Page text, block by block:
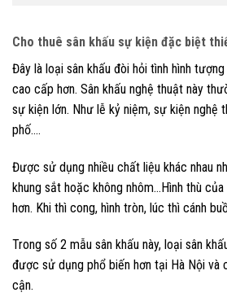
Cho thuê sân khấu sự kiện đặc biệt
Đây là loại sân khấu đòi hỏi tình hình
cao cấp hơn. Sân khấu nghệ thuật này
sự kiện lớn. Như lễ kỷ niệm, sự kiện nghệ
phố….
Được sử dụng nhiều chất liệu khác nhau
khung sắt hoặc không nhôm…Hình thù
hơn. Khi thì cong, hình tròn, lúc thì cánh
Trong số 2 mẫu sân khấu này, loại sân
được sử dụng phổ biến hơn tại Hà Nội và
cận.